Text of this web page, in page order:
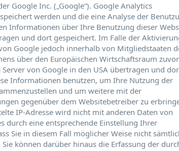
Google Inc. („Google“). Google Analytics
werden und die eine Analyse der
Informationen über Ihre Benutzung dieser
und dort gespeichert. Im Falle der
Google jedoch innerhalb von Mitgliedstaaten
über den Europäischen Wirtschaftsraum zuvor
von Google in den USA übertragen und
Informationen benutzen, um Ihre Nutzung der
und um weitere mit der
gegenüber dem Websitebetreiber zu
IP-Adresse wird nicht mit anderen Daten von
durch eine entsprechende Einstellung Ihrer
Sie in diesem Fall möglicher Weise nicht
können darüber hinaus die Erfassung der